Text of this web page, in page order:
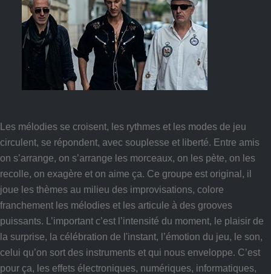
Les mélodies se croisent, les rythmes et les modes de jeu
circulent, se répondent, avec souplesse et liberté. Entre amis
on s’arrange, on s’arrange les morceaux, on les pète, on les
recolle, on exagère et on aime ça. Ce groupe est original, il
joue les thèmes au milieu des improvisations, colore
franchement les mélodies et les articule à des grooves
puissants. L’important c’est l’intensité du moment, le plaisir de
la surprise, la célébration de l'instant, l’émotion du jeu, le son,
celui qu’on sort des instruments et qui nous enveloppe. C’est
pour ça, les effets électroniques, numériques, informatiques,